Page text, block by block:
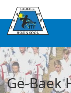
Ge-Baek